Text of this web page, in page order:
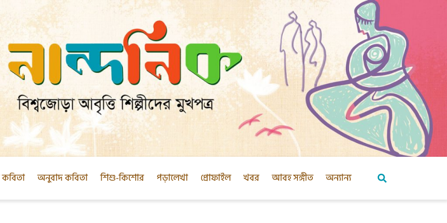
কবিতা অনুবাদ কবিতা শিশু-কিশোর পড়ালেখা প্রোফাইল খবর আবহ সঙ্গীত অন্যান্য